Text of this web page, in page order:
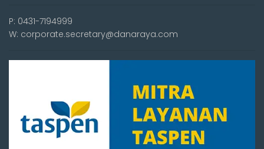
P: 0431-7194999
W: corporate.secretary@danaraya.com